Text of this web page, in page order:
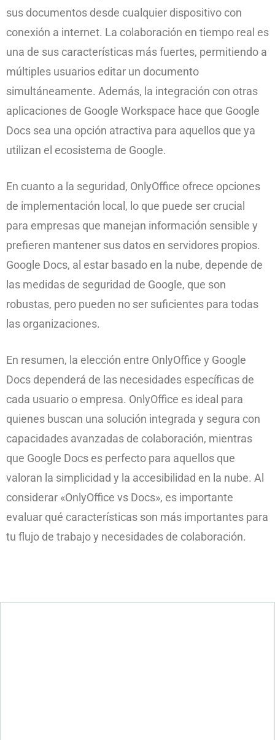
sus documentos desde cualquier dispositivo con
conexión a internet. La colaboración en tiempo real es
una de sus características más fuertes, permitiendo a
múltiples usuarios editar un documento
simultáneamente. Además, la integración con otras
aplicaciones de Google Workspace hace que Google
Docs sea una opción atractiva para aquellos que ya
utilizan el ecosistema de Google.
En cuanto a la seguridad, OnlyOffice ofrece opciones
de implementación local, lo que puede ser crucial
para empresas que manejan información sensible y
prefieren mantener sus datos en servidores propios.
Google Docs, al estar basado en la nube, depende de
las medidas de seguridad de Google, que son
robustas, pero pueden no ser suficientes para todas
las organizaciones.
En resumen, la elección entre OnlyOffice y Google
Docs dependerá de las necesidades específicas de
cada usuario o empresa. OnlyOffice es ideal para
quienes buscan una solución integrada y segura con
capacidades avanzadas de colaboración, mientras
que Google Docs es perfecto para aquellos que
valoran la simplicidad y la accesibilidad en la nube. Al
considerar «OnlyOffice vs Docs», es importante
evaluar qué características son más importantes para
tu flujo de trabajo y necesidades de colaboración.